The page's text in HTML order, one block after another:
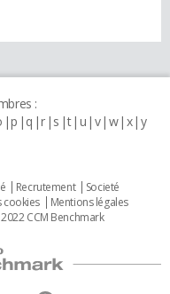
:
p q r s t u v w x y
Recrutement
Societé
cookies
Mentions légales
CCM Benchmark